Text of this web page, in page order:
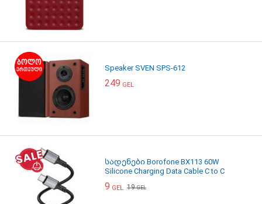
Speaker SVEN SPS-612
249 GEL
სადენები Borofone BX113 60W
Silicone Charging Data Cable C to C
9 GEL 19GEL